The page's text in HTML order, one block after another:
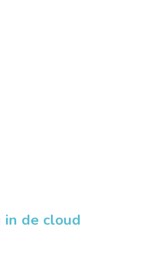
in de cloud